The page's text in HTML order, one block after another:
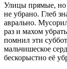
Улицы прямые, но
не убрано. Глеб
аврально.
раз и махом
помнил эти
мальчишеское
бескорыстно её